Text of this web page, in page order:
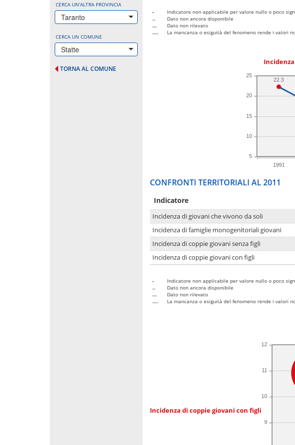
CERCA UN'ALTRA PROVINCIA
Taranto
CERCA UN COMUNE
Statte
TORNA AL COMUNE
-
Indicatore non applicabile per valore nullo o poco
..
Dato non ancora disponibile
...
Dato non rilevato
....
La mancanza o esiguità del fenomeno rende i valori
1991
5
10
15
20
25
22.3
CONFRONTI TERRITORIALI AL 2011
Indicatore
Incidenza di giovani che vivono da soli
Incidenza di famiglie monogenitoriali giovani
Incidenza di coppie giovani senza figli
Incidenza di coppie giovani con figli
-
Indicatore non applicabile per valore nullo o poco
..
Dato non ancora disponibile
...
Dato non rilevato
....
La mancanza o esiguità del fenomeno rende i valori
Incidenza di coppie giovani con figli
9
10
11
12